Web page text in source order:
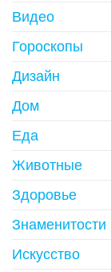
Видео
Гороскопы
Дизайн
Дом
Еда
Животные
Здоровье
Знаменитости
Искусство